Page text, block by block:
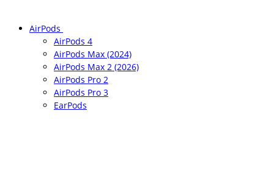
AirPods
AirPods 4
AirPods Max (2024)
AirPods Max 2 (2026)
AirPods Pro 2
AirPods Pro 3
EarPods